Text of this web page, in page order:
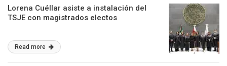
Lorena Cuéllar asiste a instalación del
TSJE con magistrados electos
Read more